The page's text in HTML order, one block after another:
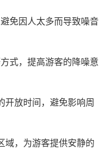
免因人太多而导致噪音
式，提高游客的降噪意
开放时间，避免影响周
域，为游客提供安静的